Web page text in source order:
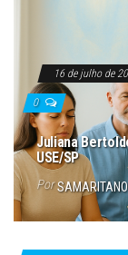
16 de julho de
0
Juliana
USE/SP
Por